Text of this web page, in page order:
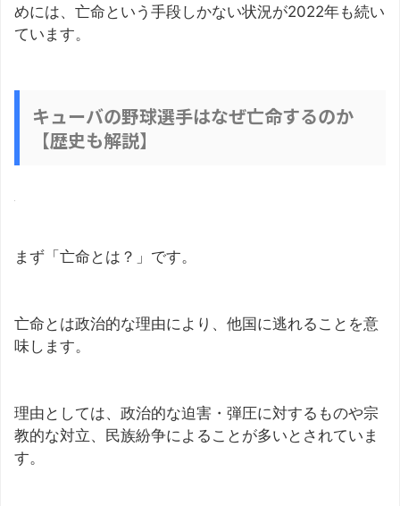
めには、亡命という手段しかない状況が2022年も続い
ています。
キューバの野球選手はなぜ亡命するのか
【歴史も解説】
まず「亡命とは？」です。
亡命とは政治的な理由により、他国に逃れることを意
味します。
理由としては、政治的な迫害・弾圧に対するものや宗
教的な対立、民族紛争によることが多いとされていま
す。